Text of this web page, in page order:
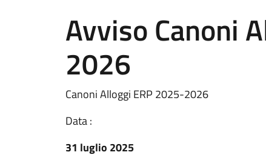
Avviso Canoni
2026
Canoni Alloggi ERP 2025-2026
Data :
31 luglio 2025